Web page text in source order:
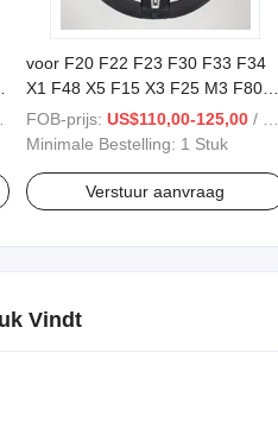
voor F20 F22 F23 F30 F33 F34
X1 F48 X5 F15 X3 F25 M3 F80
E90 Auto Stuurwiel
FOB-prijs: US$110,00-125,00 / Stuk
Minimale Bestelling: 1 Stuk
Verstuur aanvraag
Vindt